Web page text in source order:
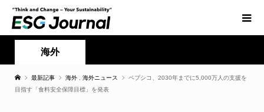
海外
最新記事 海外 海外ニュース
ペプシコ、2030年までに5,000万人の支援を
目指す「食料安全保障目標」を発表